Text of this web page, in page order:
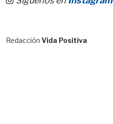
Redacción Vida Positiva